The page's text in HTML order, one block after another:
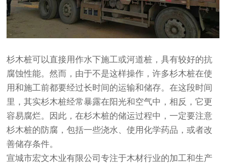
杉木桩可以直接用作水下施工或河道桩，具有较好的抗
腐蚀性能。然而，由于不是这样操作，许多杉木桩在使
用和施工前都要经过长时间的运输和储存。在这段时间
里，其实杉木桩经常暴露在阳光和空气中，相反，它更
容易腐烂。因此，在杉木桩的储运过程中，一定要注意
杉木桩的防腐，包括一些浇水、使用化学药品，或者改
善储存条件。
宣城市宏文木业有限公司专注于木材行业的加工和生产